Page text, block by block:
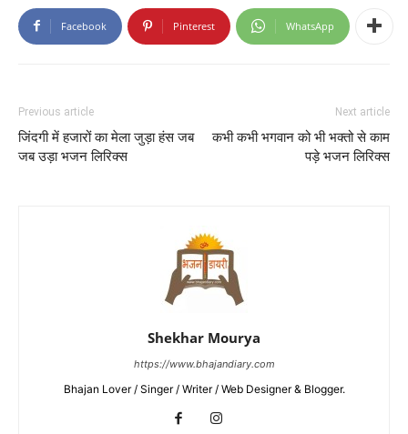
Facebook Pinterest WhatsApp
Previous article
जिंदगी में हजारों का मेला जुड़ा हंस जब
जब उड़ा भजन लिरिक्स
Next article
कभी कभी भगवान को भी भक्तो से काम
पड़े भजन लिरिक्स
Shekhar Mourya
https://www.bhajandiary.com
Bhajan Lover / Singer / Writer / Web Designer & Blogger.